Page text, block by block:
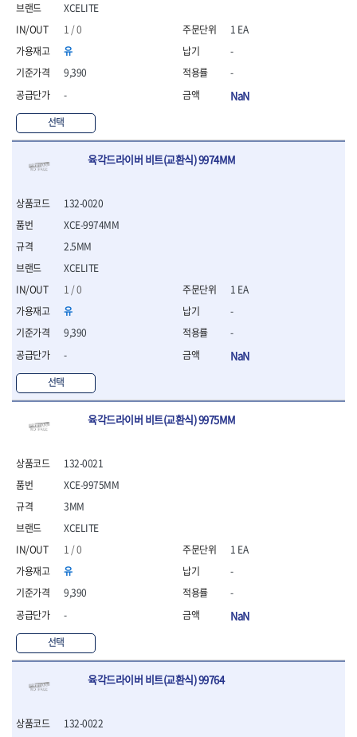
- 볼트커터
- 핸드볼트커터
- 항공가위
- 빠루망치
- 볼핀망치
- 함마망치
- 판금망치
- 나일론무반동망치
- 고무망치
- 핀펀치
- 센타펀치
- 평치즐
- 펀치
- 펀치세트
- 톱대
- 용접용품
- 빠루
- 커터칼
- 전지가위
- 전정톱
- 접톱
- 목공톱
- 다목적가위
- 안전커터칼
- 휠메저
연마용품
- 철공용줄
- 조줄세트
XCELITE
1 / 0
유
9,390
-
선택
1 EA
-
-
NaN
육각드라이버 비트(교환식) 9974MM
132-0020
XCELITE
1 / 0
유
9,390
-
선택
XCE-9974MM
2.5MM
1 EA
-
-
NaN
육각드라이버 비트(교환식) 9975MM
132-0021
XCELITE
1 / 0
유
9,390
-
선택
XCE-9975MM
3MM
1 EA
-
-
NaN
육각드라이버 비트(교환식) 99764
132-0022